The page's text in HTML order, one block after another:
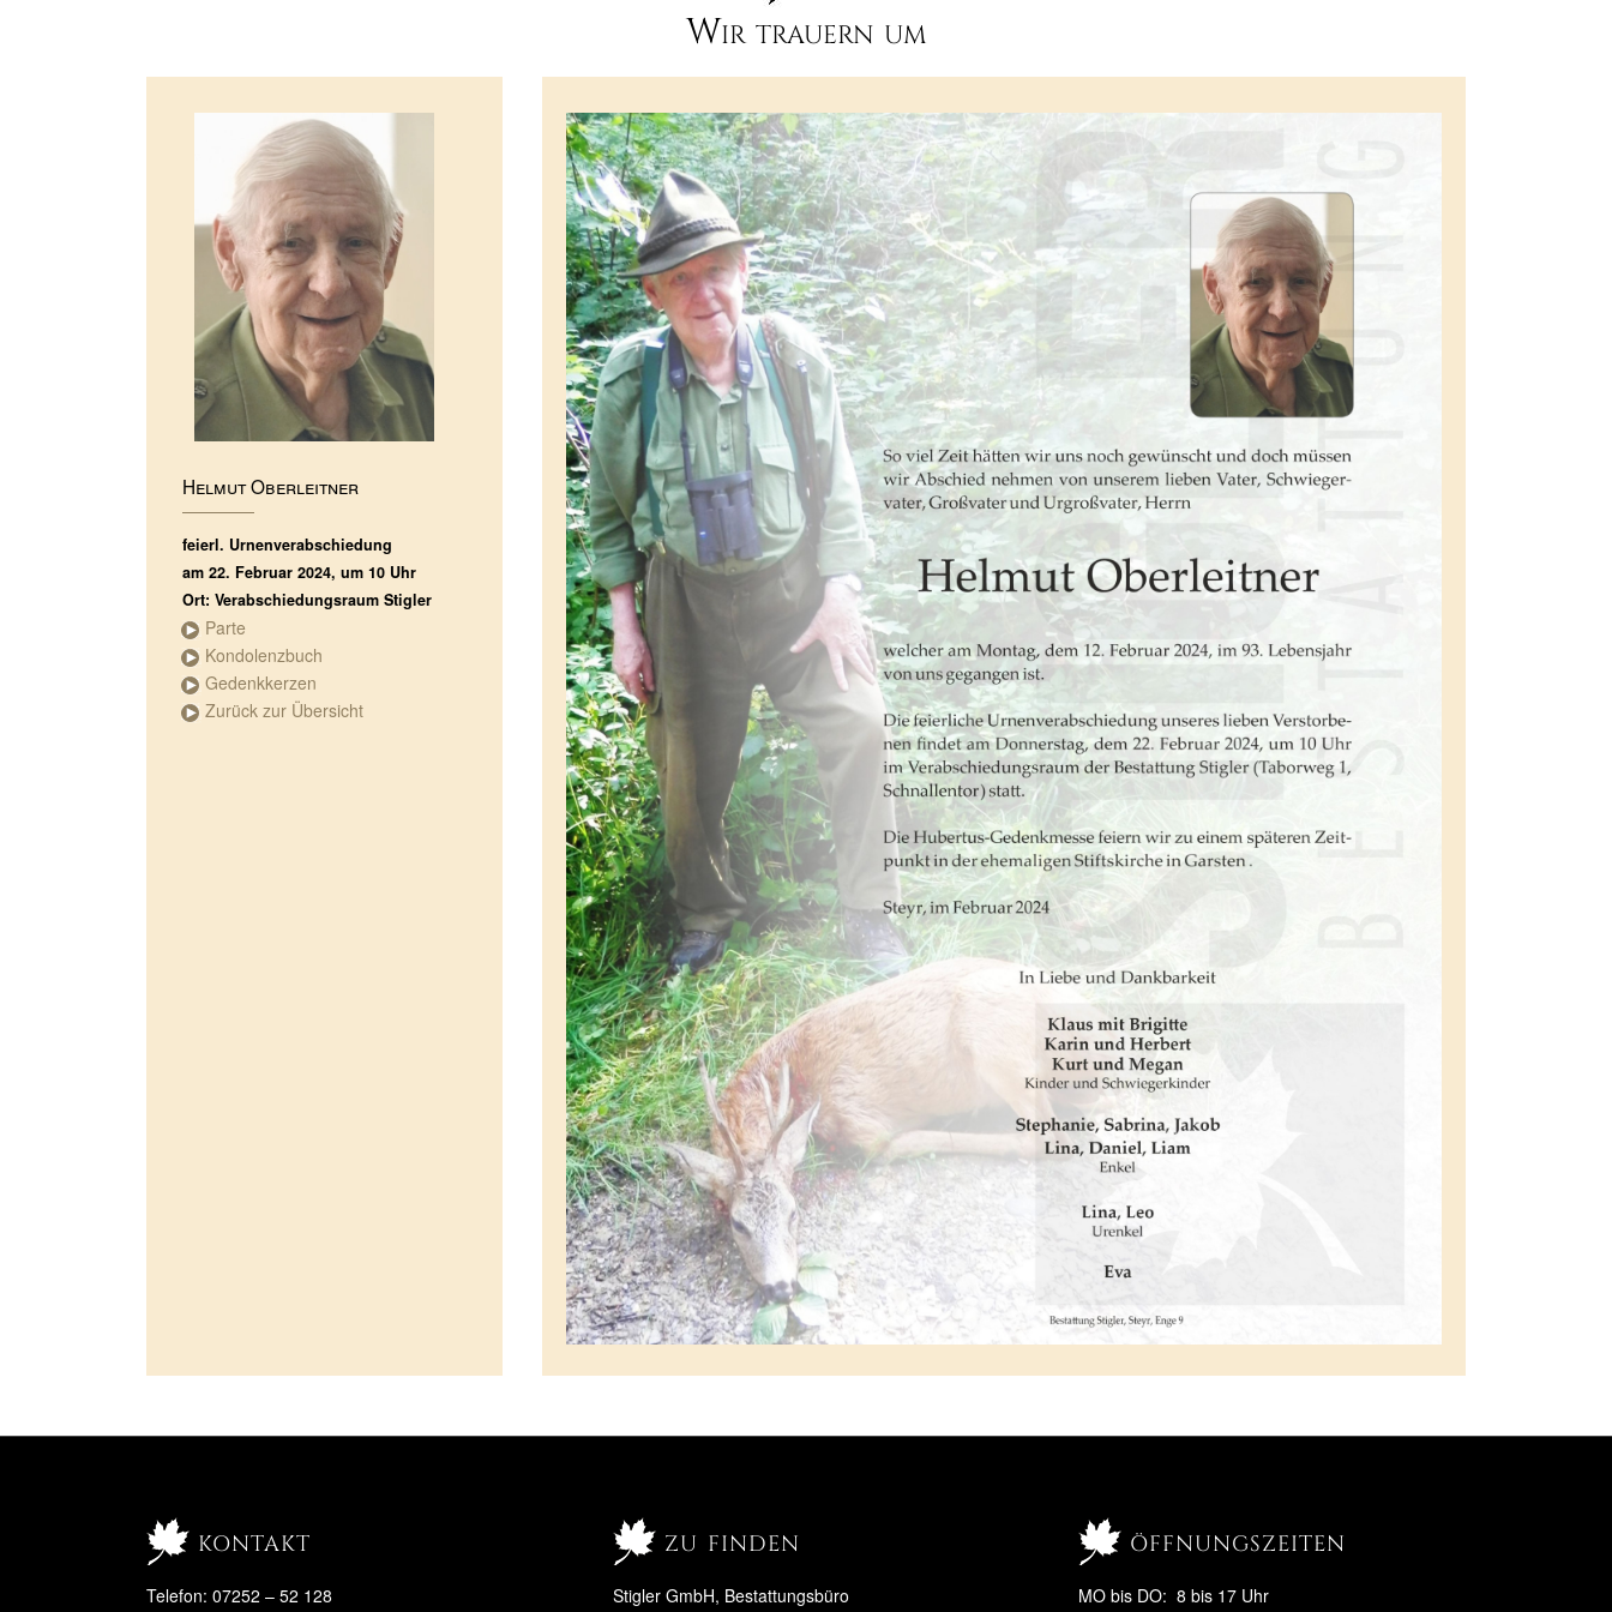
Wir trauern um
Helmut Oberleitner
feierl. Urnenverabschiedung
am 22. Februar 2024, um 10 Uhr
Ort: Verabschiedungsraum Stigler
Parte
Kondolenzbuch
Gedenkkerzen
Zurück zur Übersicht
kontakt
Telefon: 07252 – 52 128
zu finden
Stigler GmbH, Bestattungsbüro
öffnungszeiten
MO bis DO: 8 bis 17 Uhr